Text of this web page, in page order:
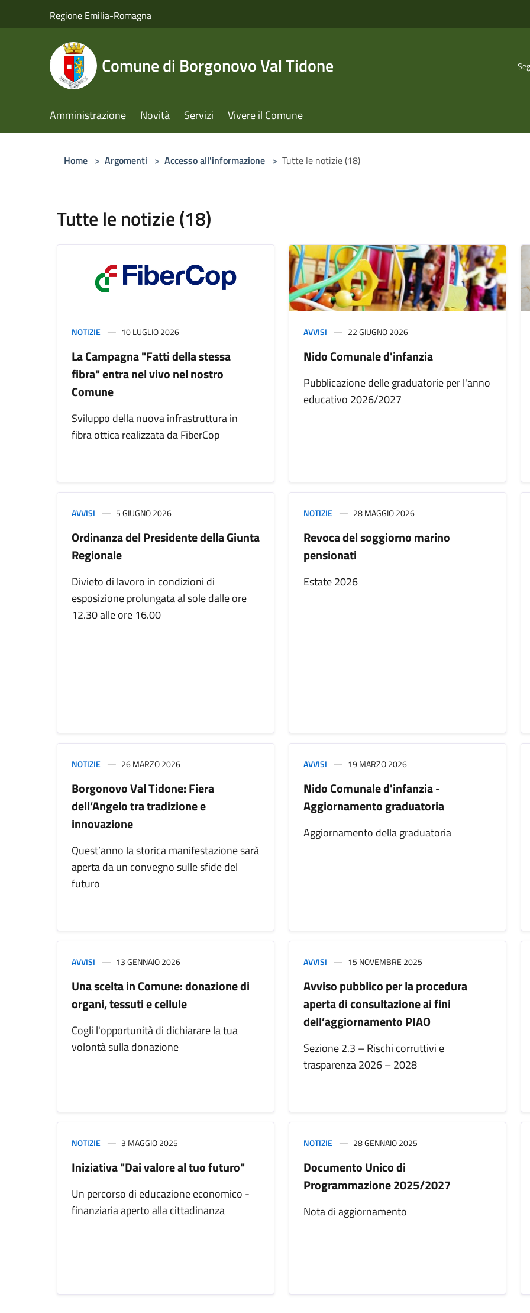
Regione Emilia-Romagna
Comune di Borgonovo Val Tidone
Amministrazione Novità Servizi Vivere il Comune
Home > Argomenti > Accesso all'informazione > Tutte le notizie (18)
Tutte le notizie (18)
NOTIZIE 10 LUGLIO 2026
La Campagna "Fatti della stessa
fibra" entra nel vivo nel nostro
Comune
Sviluppo della nuova infrastruttura in
fibra ottica realizzata da FiberCop
AVVISI 22 GIUGNO 2026
Nido Comunale d'infanzia
Pubblicazione delle graduatorie per l'anno
educativo 2026/2027
AVVISI 5 GIUGNO 2026
Ordinanza del Presidente della Giunta
Regionale
Divieto di lavoro in condizioni di
esposizione prolungata al sole dalle ore
12.30 alle ore 16.00
NOTIZIE 28 MAGGIO 2026
Revoca del soggiorno marino
pensionati
Estate 2026
NOTIZIE 26 MARZO 2026
Borgonovo Val Tidone: Fiera
dell’Angelo tra tradizione e
innovazione
Quest’anno la storica manifestazione sarà
aperta da un convegno sulle sfide del
futuro
AVVISI 19 MARZO 2026
Nido Comunale d'infanzia -
Aggiornamento graduatoria
Aggiornamento della graduatoria
AVVISI 13 GENNAIO 2026
Una scelta in Comune: donazione di
organi, tessuti e cellule
Cogli l'opportunità di dichiarare la tua
volontà sulla donazione
AVVISI 15 NOVEMBRE 2025
Avviso pubblico per la procedura
aperta di consultazione ai fini
dell’aggiornamento PIAO
Sezione 2.3 – Rischi corruttivi e
trasparenza 2026 – 2028
NOTIZIE 3 MAGGIO 2025
Iniziativa "Dai valore al tuo futuro"
Un percorso di educazione economico -
finanziaria aperto alla cittadinanza
NOTIZIE 28 GENNAIO 2025
Documento Unico di
Programmazione 2025/2027
Nota di aggiornamento